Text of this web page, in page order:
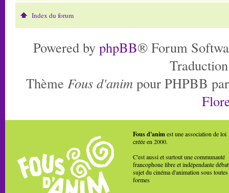
Index du forum
Powered by phpBB® Forum
Thème Fous d'anim pour PHPBB
Fous d'animest une association de loi
créée en 2000.
C'est aussi et surtout une communauté
francophone libre et indépendante
sujet du cinéma d'animation sous toutes
formes